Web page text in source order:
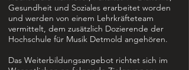
Gesundheit und Soziales erarbeitet worden
und werden von einem Lehrkräfteteam
vermittelt, dem zusätzlich Dozierende der
Hochschule für Musik Detmold angehören.
Das Weiterbildungsangebot richtet sich im